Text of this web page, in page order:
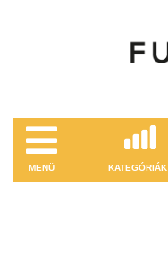
MENÜ KATEGÓRIÁK